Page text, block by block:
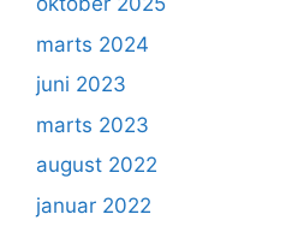
marts 2024
juni 2023
marts 2023
august 2022
januar 2022